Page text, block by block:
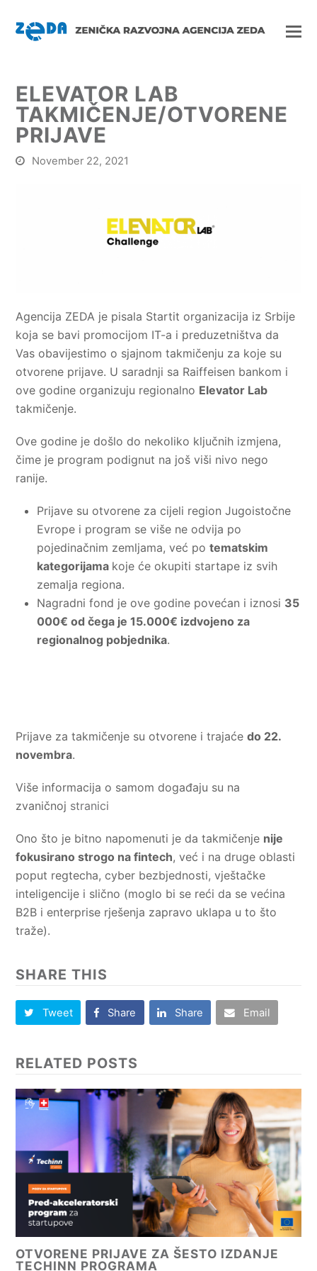
ELEVATOR LAB
TAKMIČENJE/OTVORENE
PRIJAVE
November 22, 2021
Agencija ZEDA je pisala Startit organizacija iz Srbije
koja se bavi promocijom IT-a i preduzetništva da
Vas obavijestimo o sjajnom takmičenju za koje su
otvorene prijave. U saradnji sa Raiffeisen bankom i
ove godine organizuju regionalno Elevator Lab
takmičenje.
Ove godine je došlo do nekoliko ključnih izmjena,
čime je program podignut na još viši nivo nego
ranije.
Prijave su otvorene za cijeli region Jugoistočne
Evrope i program se više ne odvija po
pojedinačnim zemljama, već potematskim
kategorijama koje će okupiti startape iz svih
zemalja regiona.
Nagradni fond je ove godine povećan i iznosi 35
000€ od čega je 15.000€ izdvojeno za
regionalnog pobjednika.
Prijave za takmičenje su otvorene i trajaćedo 22.
novembra.
Više informacija o samom događaju su na
zvaničnoj stranici
Ono što je bitno napomenuti je da takmičenje nije
fokusirano strogo na fintech, već i na druge oblasti
poput regtecha, cyber bezbjednosti, vještačke
inteligencije i slično (moglo bi se reći da se većina
B2B i enterprise rješenja zapravo uklapa u to što
traže).
SHARE THIS
Tweet Share Share Email
RELATED POSTS
OTVORENE PRIJAVE ZA ŠESTO IZDANJE
TECHINN PROGRAMA